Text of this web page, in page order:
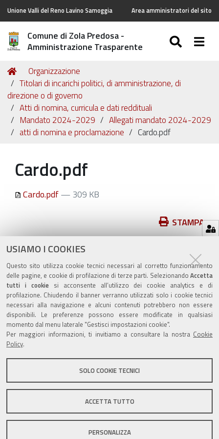
USIAMO I COOKIES
Questo sito utilizza cookie tecnici necessari al corretto funzionamento
delle pagine, e cookie di profilazione di terze parti. Selezionando Accetta
tutti i cookiesi acconsente all’utilizzo dei cookie analytics e di
profilazione. Chiudendo il banner verranno utilizzati solo i cookie tecnici
necessari alla navigazione e alcuni contenuti potrebbero non essere
disponibili. Le preferenze possono essere modificate in qualsiasi
momento dal menu laterale "Gestisci impostazioni cookie".
Per maggiori informazioni, ti invitiamo a consultare la nostra Cookie
Policy.
SOLO COOKIE TECNICI
ACCETTA TUTTO
PERSONALIZZA
Unione Valli del Reno Lavino Samoggia Area amministratori del sito
Comune di Zola Predosa -
Amministrazione Trasparente
Tu
sei
qui:
Home
Organizzazione
Titolari di incarichi politici, di amministrazione, di
direzione o di governo
Atti di nomina, curricula e dati reddituali
Mandato 2024-2029
Allegati mandato 2024-2029
atti di nomina e proclamazione
Cardo.pdf
Cardo.pdf
Cardo.pdf— 309 KB
sul
documento
STAMPA
ultima modifica
Valuta questo sito
Sito istituzionale Comune di Zola Predosa
Privacy policy|DPO|Accessibilità